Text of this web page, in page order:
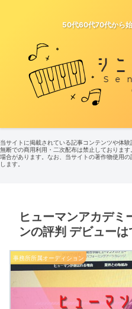
50代60代70代から
当サイトに掲載されている記事コンテンツや体
無断での商用利用・二次配布は禁止しておりま
場合があります。なお、当サイトの著作物使用
します。
ヒューマンアカデミ
ンの評判 デビューは
事務所所属オーディション